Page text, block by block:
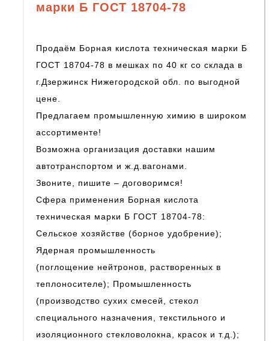
марки Б ГОСТ 18704-78
Продаём Борная кислота техническая марки Б
ГОСТ 18704-78 в мешках по 40 кг со склада в
г.Дзержинск Нижегородской обл. по выгодной
цене.
Предлагаем промышленную химию в широком
ассортименте!
Возможна организация доставки нашим
автотранспортом и ж.д.вагонами.
Звоните, пишите – договоримся!
Сфера применения Борная кислота
техническая марки Б ГОСТ 18704-78:
Сельское хозяйстве (борное удобрение);
Ядерная промышленность
(поглощение нейтронов, растворенных в
теплоносителе); Промышленность
(производство сухих смесей, стекол
специального назначения, текстильного и
изоляционного стекловолокна, красок и т.д.);